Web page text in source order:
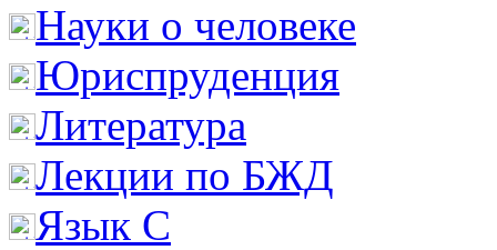
Науки о человеке
Юриспруденция
Литература
Лекции по БЖД
Язык С